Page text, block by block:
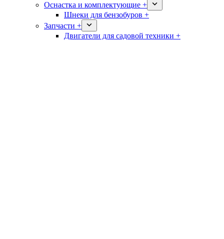
Оснастка и комплектующие +
Шнеки для бензобуров +
Запчасти +
Двигатели для садовой техники +